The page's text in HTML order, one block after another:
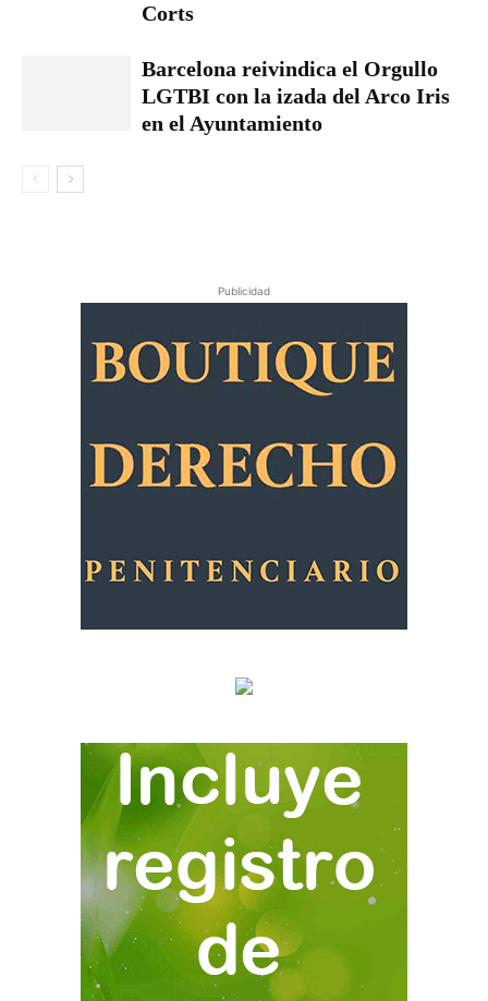
Corts
Barcelona reivindica el Orgullo
LGTBI con la izada del Arco Iris
en el Ayuntamiento
Publicidad